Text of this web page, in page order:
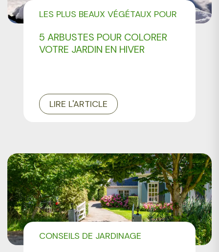
5 ARBUSTES POUR COLORER
VOTRE JARDIN EN HIVER
LES PLUS BEAUX VÉGÉTAUX POUR
LIRE L'ARTICLE
CONSEILS DE JARDINAGE